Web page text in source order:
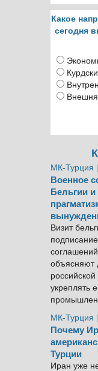
Какое
сегодня
МК-Турция
Военное
Бельгии
Визит
объясняют
укреплять
МК-Турция
Почему
Турции
Иран уже